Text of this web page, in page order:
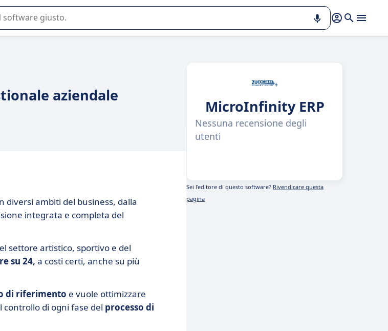
SaaS per la vostra azienda.
aziendale
diversi ambiti del business, dalla
integrata e completa del
settore artistico, sportivo e del
su 24, a costi certi, anche su più
di riferimento e vuole ottimizzare
controllo di ogni fase del processo di
MicroInfinity ERP
Nessuna recensione degli
utenti
Sei l'editore di questo software? Rivendicare questa
pagina